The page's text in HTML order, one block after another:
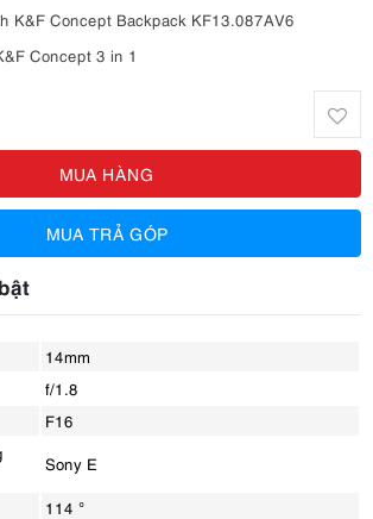
K&F Concept Backpack KF13.087AV6
Concept 3 in 1
MUA HÀNG
MUA TRẢ GÓP
14mm
f/1.8
F16
Sony E
114 °